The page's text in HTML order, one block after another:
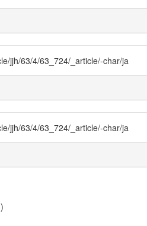
jjh/63/4/63_724/_article/-char/ja
jjh/63/4/63_724/_article/-char/ja